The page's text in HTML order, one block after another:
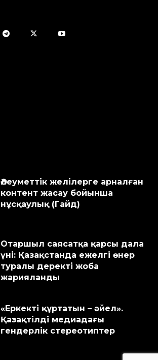
Әлеуметтік желілерге арналған
контент жасау бойынша
нұсқаулық (Гайд)
Отаршыл саясатқа қарсы дала
үні: Қазақстанда ежелгі өнер
туралы деректі жоба
жарияланды
«Еркекті құртатын – әйел».
Қазақтілді медиадағы
гендерлік стереотиптер